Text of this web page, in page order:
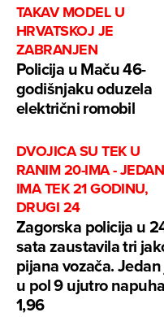
TAKAV MODEL U
HRVATSKOJ JE
ZABRANJEN
Policija u Maču 46-
godišnjaku oduzela
električni romobil
DVOJICA SU TEK U
RANIM 20-IMA - JEDAN
IMA TEK 21 GODINU,
DRUGI 24
Zagorska policija u
sata zaustavila tri
pijana vozača.
u pol 9 ujutro
1,96